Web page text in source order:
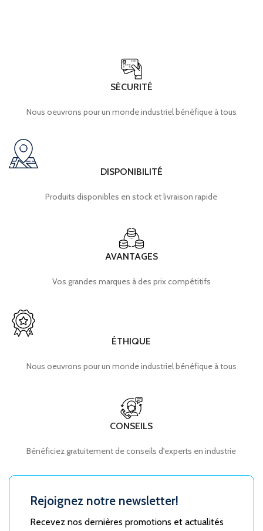
SÉCURITÉ
Nous oeuvrons pour un monde industriel bénéfique à tous
DISPONIBILITÉ
Produits disponibles en stock et livraison rapide
AVANTAGES
Vos grandes marques à des prix compétitifs
ÉTHIQUE
Nous oeuvrons pour un monde industriel bénéfique à tous
CONSEILS
Bénéficiez gratuitement de conseils d'experts en industrie
Rejoignez notre newsletter!
Recevez nos dernières promotions et actualités